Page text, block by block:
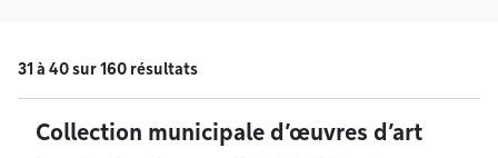
31 à 40 sur 160 résultats
Collection municipale d’œuvres d’art